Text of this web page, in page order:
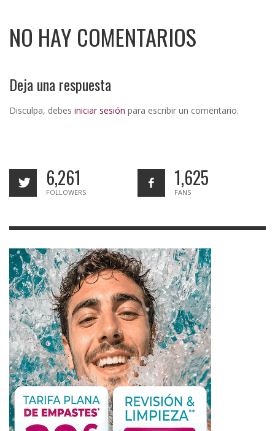
NO HAY COMENTARIOS
Deja una respuesta
Disculpa, debes iniciar sesión para escribir un comentario.
6,261
FOLLOWERS
1,625
FANS